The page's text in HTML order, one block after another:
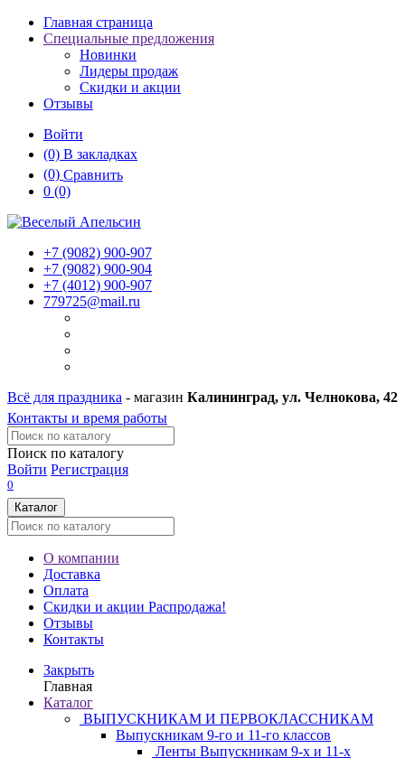
Главная страница
Специальные предложения
Новинки
Лидеры продаж
Скидки и акции
Отзывы
Войти
(0) В закладках
(0) Сравнить
0 (0)
+7 (9082) 900-907
+7 (9082) 900-904
+7 (4012) 900-907
779725@mail.ru
Всё для праздника - магазин Калининград, ул. Челнокова, 42
Контакты и время работы
Поиск по каталогу
Войти Регистрация
0
Каталог
О компании
Доставка
Оплата
Скидки и акции Распродажа!
Отзывы
Контакты
Закрыть
Главная
Каталог
ВЫПУСКНИКАМ И ПЕРВОКЛАССНИКАМ
Выпускникам 9-го и 11-го классов
Ленты Выпускникам 9-х и 11-х